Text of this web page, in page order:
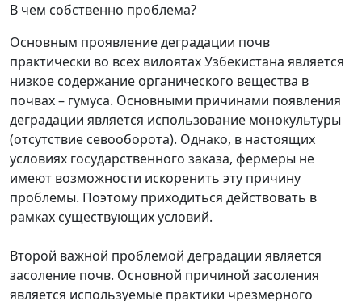
В чем собственно проблема?
Основным проявление деградации почв
практически во всех вилоятах Узбекистана является
низкое содержание органического вещества в
почвах – гумуса. Основными причинами появления
деградации является использование монокультуры
(отсутствие севооборота). Однако, в настоящих
условиях государственного заказа, фермеры не
имеют возможности искоренить эту причину
проблемы. Поэтому приходиться действовать в
рамках существующих условий.
Второй важной проблемой деградации является
засоление почв. Основной причиной засоления
является используемые практики чрезмерного